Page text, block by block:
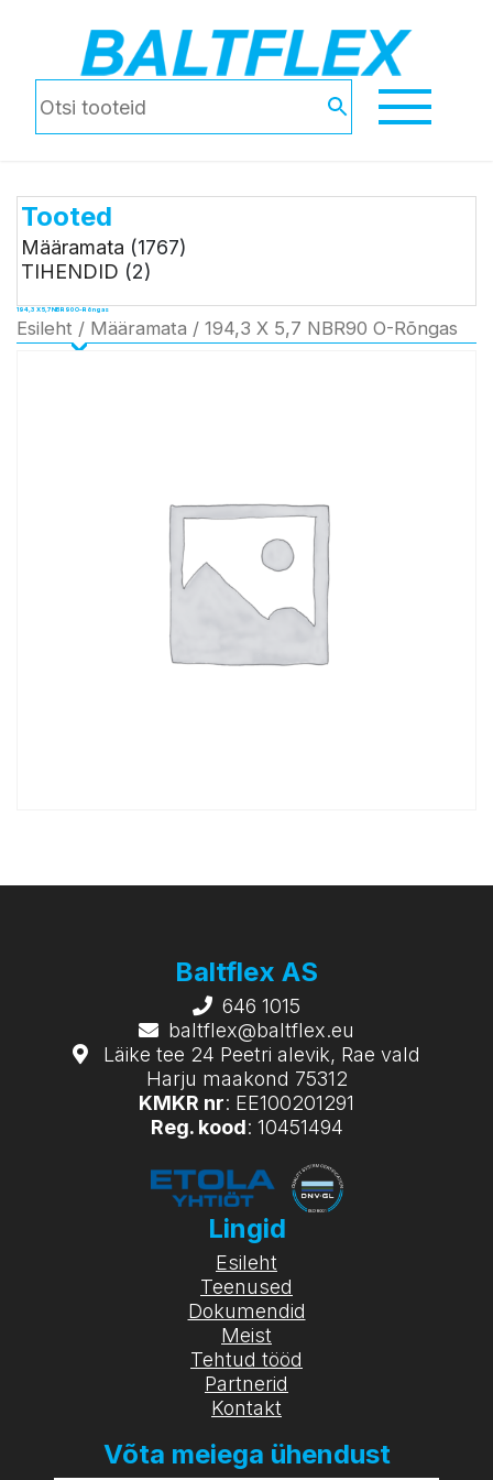
Tooted
Määramata (1767)
TIHENDID (2)
194,3 X 5,7 NBR90 O-Rõngas
Esileht / Määramata / 194,3 X 5,7 NBR90 O-Rõngas
Baltflex AS
646 1015
baltflex@baltflex.eu
Läike tee 24 Peetri alevik, Rae vald
Harju maakond 75312
KMKR nr: EE100201291
Reg. kood: 10451494
Lingid
Esileht
Teenused
Dokumendid
Meist
Tehtud tööd
Partnerid
Kontakt
Võta meiega ühendust